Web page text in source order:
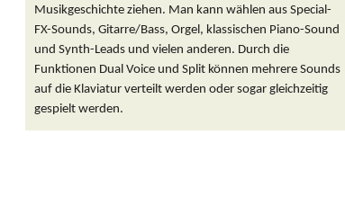
Musikgeschichte ziehen. Man kann wählen aus Special-
FX-Sounds, Gitarre/Bass, Orgel, klassischen Piano-Sound
und Synth-Leads und vielen anderen. Durch die
Funktionen Dual Voice und Split können mehrere Sounds
auf die Klaviatur verteilt werden oder sogar gleichzeitig
gespielt werden.